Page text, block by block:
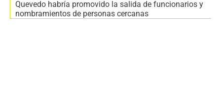
Quevedo habría promovido la salida de funcionarios y
nombramientos de personas cercanas